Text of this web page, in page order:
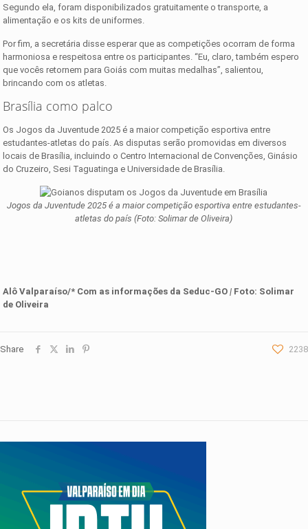
Segundo ela, foram disponibilizados gratuitamente o transporte, a
alimentação e os kits de uniformes.
Por fim, a secretária disse esperar que as competições ocorram de forma
harmoniosa e respeitosa entre os participantes. “Eu, claro, também espero
que vocês retornem para Goiás com muitas medalhas”, salientou,
brincando com os atletas.
Brasília como palco
Os Jogos da Juventude 2025 é a maior competição esportiva entre
estudantes-atletas do país. As disputas serão promovidas em diversos
locais de Brasília, incluindo o Centro Internacional de Convenções, Ginásio
do Cruzeiro, Sesi Taguatinga e Universidade de Brasília.
Jogos da Juventude 2025 é a maior competição esportiva entre estudantes-
atletas do país (Foto: Solimar de Oliveira)
Alô Valparaíso/* Com as informações d a Seduc-GO | Foto: Solimar
de Oliveira
Share 2238